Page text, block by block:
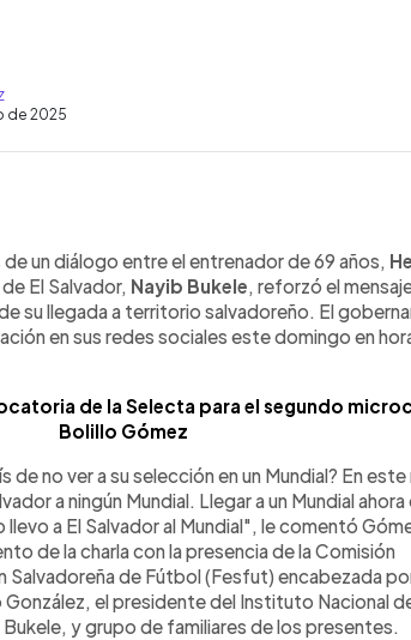
de 2025
un diálogo entre el entrenador de 69 años,
El Salvador, Nayib Bukele , reforzó el
su llegada a territorio salvadoreño. El
en sus redes sociales este domingo en
de la Selecta para el segundo
Bolillo Gómez
de no ver a su selección en un Mundial? En
a ningún Mundial. Llegar a un Mundial
a El Salvador al Mundial", le comentó
de la charla con la presencia de la Comisión
Salvadoreña de Fútbol (Fesfut) encabezada
el presidente del Instituto Nacional
y grupo de familiares de los presentes.